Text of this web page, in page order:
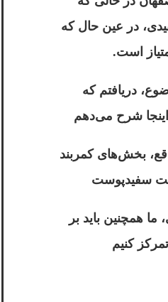
در عین حال که
است.
دریافتم که
اینجا شرح می‌دهم
در واقع، بخش‌های کمربند
سفیدپوست
همچنین باید بر
کنیم